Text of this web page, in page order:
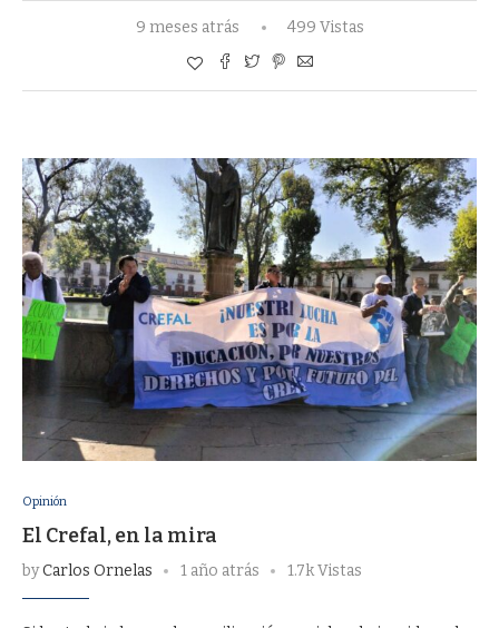
9 meses atrás 499 Vistas
Opinión
El Crefal, en la mira
byCarlos Ornelas 1 año atrás 1.7k Vistas